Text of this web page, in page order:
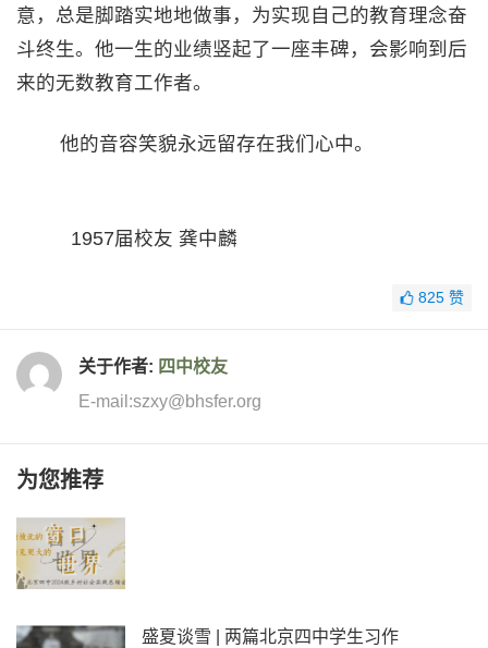
意，总是脚踏实地地做事，为实现自己的教育理念奋
斗终生。他一生的业绩竖起了一座丰碑，会影响到后
来的无数教育工作者。
他的音容笑貌永远留存在我们心中。
1957届校友 龚中麟
825 赞
关于作者: 四中校友
E-mail:szxy@bhsfer.org
为您推荐
盛夏谈雪 | 两篇北京四中学生习作